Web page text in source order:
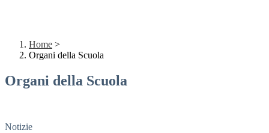
Home >
Organi della Scuola
Organi della Scuola
Notizie